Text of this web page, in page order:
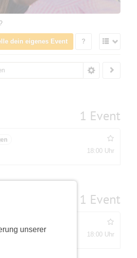
unserer
dein eigenes Event ?
1 Event
18:00 Uhr
1 Event
18:00 Uhr